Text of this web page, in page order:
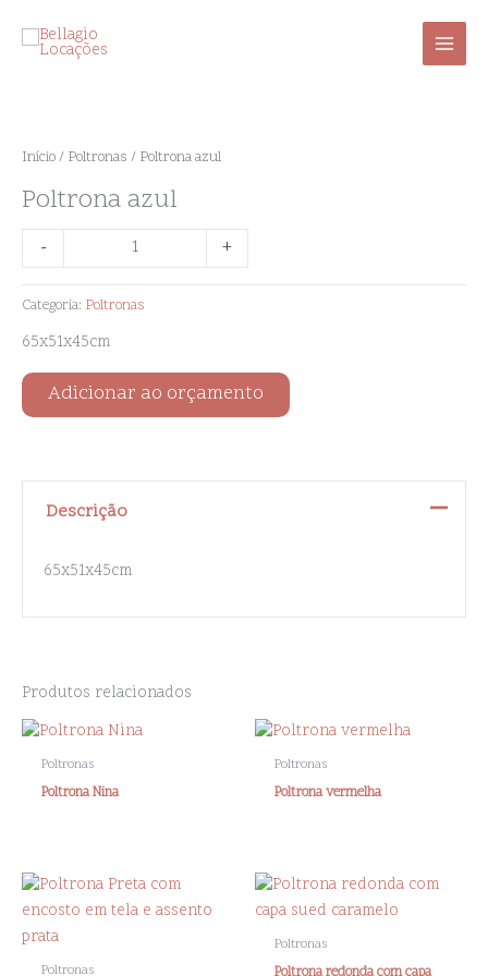
Início / Poltronas / Poltrona azul
Poltrona azul
-
quantidade
+
Categoria: Poltronas
65x51x45cm
Adicionar ao orçamento
Descrição
65x51x45cm
Produtos relacionados
Poltronas
Poltrona Nina
Poltronas
Poltrona vermelha
Poltronas
Poltronas